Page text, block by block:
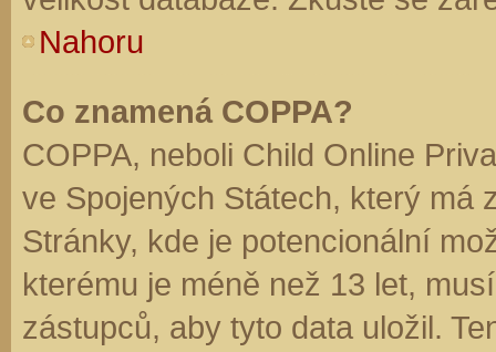
Nahoru
Co znamená COPPA?
COPPA, neboli Child Online
ve Spojených Státech, který má
Stránky, kde je potencionální
kterému je méně než 13 let,
zástupců, aby tyto data uložil.